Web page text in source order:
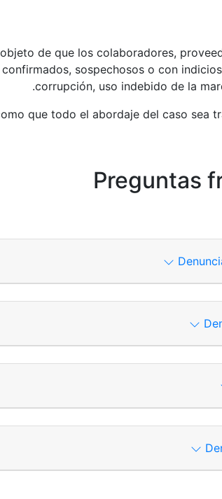
de que los colaboradores,
sospechosos o con
corrupción, uso indebido de la
que todo el abordaje del caso sea
Preguntas
Por
Por correo
Por correo